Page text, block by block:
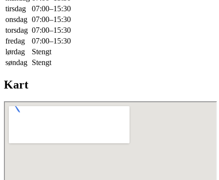
tirsdag
07:00–15:30
onsdag 07:00–15:30
torsdag 07:00–15:30
fredag
07:00–15:30
lørdag
Stengt
søndag Stengt
Kart